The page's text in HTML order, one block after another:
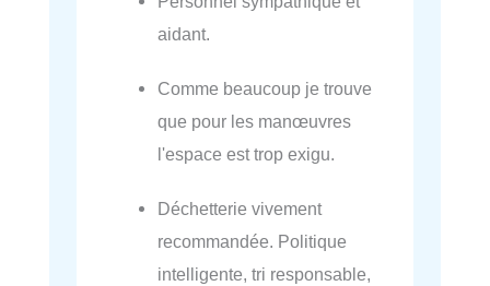
aidant.
Comme beaucoup je trouve
que pour les manœuvres
l'espace est trop exigu.
Déchetterie vivement
recommandée. Politique
intelligente, tri responsable,